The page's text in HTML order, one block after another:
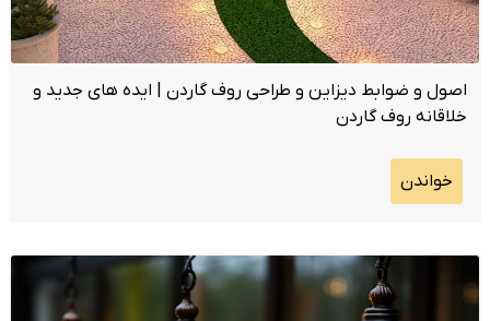
اصول و ضوابط دیزاین و طراحی روف گاردن | ایده های جدید و
خلاقانه روف گاردن
خواندن